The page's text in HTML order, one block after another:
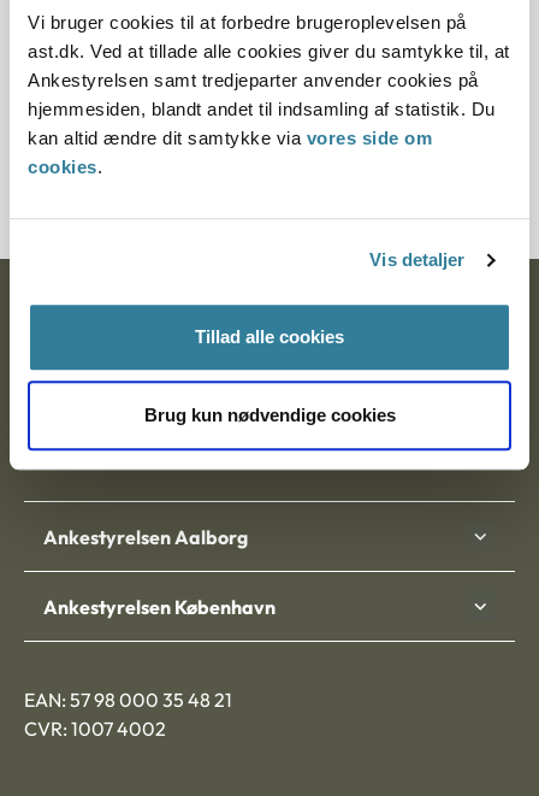
Vi bruger cookies til at forbedre brugeroplevelsen på
ast.dk. Ved at tillade alle cookies giver du samtykke til, at
Ankestyrelsen samt tredjeparter anvender cookies på
hjemmesiden, blandt andet til indsamling af statistik. Du
kan altid ændre dit samtykke via vores side om
cookies.
Vis detaljer
Tillad alle cookies
Brug kun nødvendige cookies
Paragraf
Journalnummer
5200039-12
Ankestyrelsen
Nytorv 7, 2. sal
9000 Aalborg
Ankestyrelsen Aalborg
Ankestyrelsen København
EAN: 57 98 000 35 48 21
CVR: 1007 4002